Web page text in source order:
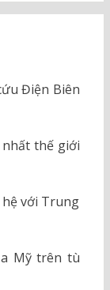
Điện Biên
nhất thế giới
hệ với Trung
Mỹ trên tù